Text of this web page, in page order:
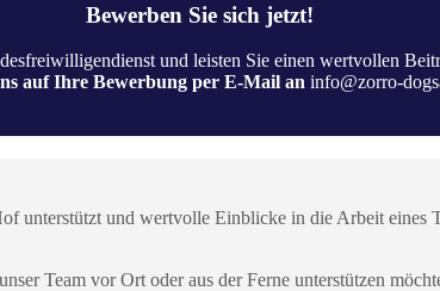
Bewerben Sie sich jetzt!
und leisten Sie einen wertvollen
auf Ihre Bewerbung per E-Mail an info@zorro-
unterstützt und wertvolle Einblicke in die Arbeit eines
Team vor Ort oder aus der Ferne unterstützen